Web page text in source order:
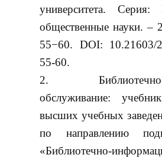
университета.
общественные науки.
55−60. DOI: 10.21603/
55-60.
обслуживание:
высших учебных
по направлению
«Библиотечно-